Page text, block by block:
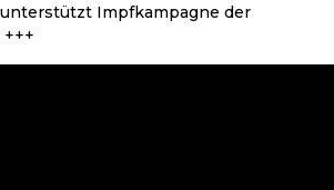
Impfkampagne der